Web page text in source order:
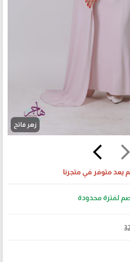
زهر فاتح
arrow_forward_ios
arrow_back_ios
يعد متوفر في متجرنا
لفترة محدودة